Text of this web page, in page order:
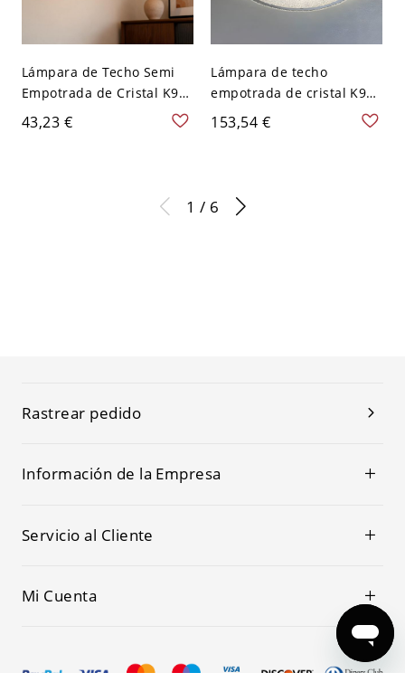
Lámpara de Techo Semi
Empotrada de Cristal K9
de Lujo Contemporáneo
para Pasillo y Entrada -
43,23 €
Lámpara de techo
empotrada de cristal K9
de lujo contemporáneo
para decoración elegante
Gear
153,54 €
1 / 6
Rastrear pedido
Información de la Empresa
Servicio al Cliente
Mi Cuenta